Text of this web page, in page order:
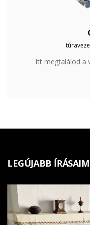
Itt megtalálod a
LEGÚJABB ÍRÁSAIM